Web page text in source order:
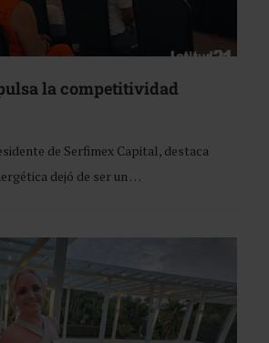
la competitividad
de Serfimex Capital, destaca
dejó de ser un …